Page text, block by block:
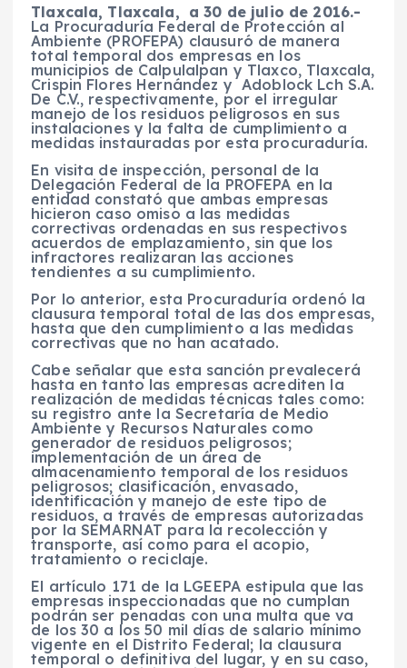
Tlaxcala, Tlaxcala, a 30 de julio de 2016.-
La Procuraduría Federal de Protección al
Ambiente (PROFEPA) clausuró de manera
total temporal dos empresas en los
municipios de Calpulalpan y Tlaxco, Tlaxcala,
Crispin Flores Hernández y Adoblock Lch S.A.
De C.V., respectivamente, por el irregular
manejo de los residuos peligrosos en sus
instalaciones y la falta de cumplimiento a
medidas instauradas por esta procuraduría.
En visita de inspección, personal de la
Delegación Federal de la PROFEPA en la
entidad constató que ambas empresas
hicieron caso omiso a las medidas
correctivas ordenadas en sus respectivos
acuerdos de emplazamiento, sin que los
infractores realizaran las acciones
tendientes a su cumplimiento.
Por lo anterior, esta Procuraduría ordenó la
clausura temporal total de las dos empresas,
hasta que den cumplimiento a las medidas
correctivas que no han acatado.
Cabe señalar que esta sanción prevalecerá
hasta en tanto las empresas acrediten la
realización de medidas técnicas tales como:
su registro ante la Secretaría de Medio
Ambiente y Recursos Naturales como
generador de residuos peligrosos;
implementación de un área de
almacenamiento temporal de los residuos
peligrosos; clasificación, envasado,
identificación y manejo de este tipo de
residuos, a través de empresas autorizadas
por la SEMARNAT para la recolección y
transporte, así como para el acopio,
tratamiento o reciclaje.
El artículo 171 de la LGEEPA estipula que las
empresas inspeccionadas que no cumplan
podrán ser penadas con una multa que va
de los 30 a los 50 mil días de salario mínimo
vigente en el Distrito Federal; la clausura
temporal o definitiva del lugar, y en su caso,